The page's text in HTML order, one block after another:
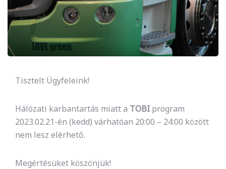
Tisztelt Ügyfeleink!
Hálózati karbantartás miatt a TOBI program
2023.02.21-én (kedd) várhatóan 20:00 – 24:00 között
nem lesz elérhető.
Megértésüket köszönjük!